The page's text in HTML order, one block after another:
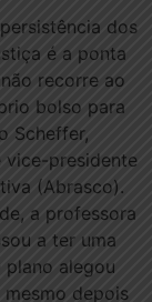
dos
é a ponta
recorre ao
bolso para
Scheffer,
vice-presidente
(Abrasco).
a professora
a ter uma
plano alegou
depois